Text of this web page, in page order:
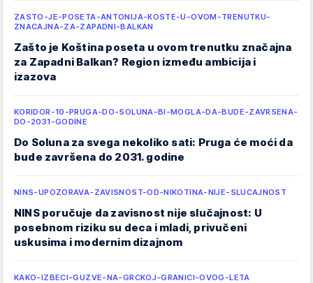
ZASTO-JE-POSETA-ANTONIJA-KOSTE-U-OVOM-TRENUTKU-
ZNACAJNA-ZA-ZAPADNI-BALKAN
Zašto je Koština poseta u ovom trenutku značajna
za Zapadni Balkan? Region između ambicija i
izazova
KORIDOR-10-PRUGA-DO-SOLUNA-BI-MOGLA-DA-BUDE-ZAVRSENA-
DO-2031-GODINE
Do Soluna za svega nekoliko sati: Pruga će moći da
bude završena do 2031. godine
NINS-UPOZORAVA-ZAVISNOST-OD-NIKOTINA-NIJE-SLUCAJNOST
NINS poručuje da zavisnost nije slučajnost: U
posebnom riziku su deca i mladi, privučeni
uskusima i modernim dizajnom
KAKO-IZBECI-GUZVE-NA-GRCKOJ-GRANICI-OVOG-LETA